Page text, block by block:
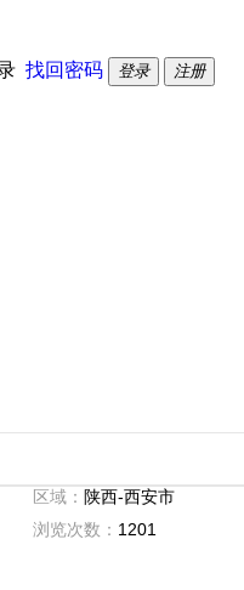
找回密码 登录 注册
区域： 陕西-西安市
浏览次数： 1201